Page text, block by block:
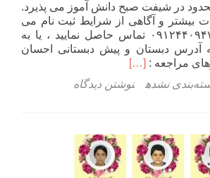
در شیفت صبح دانش آموز می پذیرد.
بیشتر و آگاهی از شرایط ثبت نام می
توانید با شماره ۰۹۱۲۴۴۰۹۴۷۴ تماس حاصل نمایید ، یا به
دبستان و پیش دبستانی احسان
مراجعه : اطلاعت
دربارهپیش
احسان
افتتاح
شد
[…]
نشده نوشتن دیدگاه